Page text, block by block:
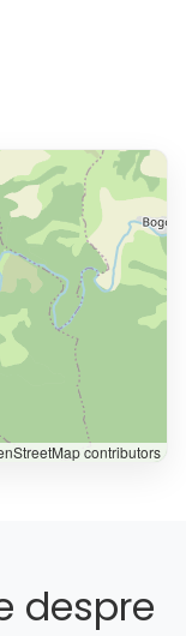
contributors
despre